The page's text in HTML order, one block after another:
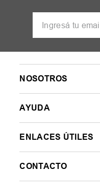
NOSOTROS
AYUDA
ENLACES ÚTILES
CONTACTO